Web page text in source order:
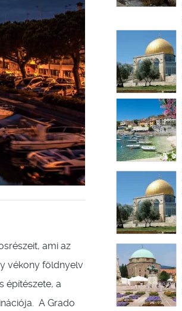
ami az
vékony földnyelv
építészete, a
A Grado